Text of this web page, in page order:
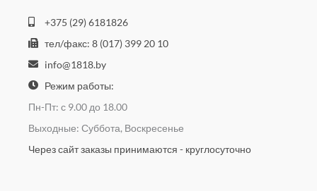
+375 (29) 6181826
тел/факс: 8 (017) 399 20 10
info@1818.by
Режим работы:
Пн-Пт: с 9.00 до 18.00
Выходные: Суббота, Воскресенье
Через сайт заказы принимаются - круглосуточно